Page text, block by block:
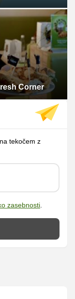
Corner
tekočem z
zasebnosti